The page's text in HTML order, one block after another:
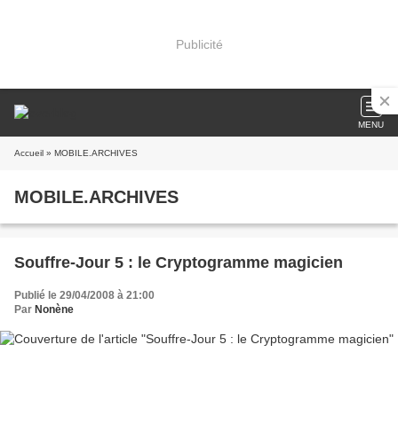
Publicité
MENU
Accueil » MOBILE.ARCHIVES
MOBILE.ARCHIVES
Souffre-Jour 5 : le Cryptogramme magicien
Publié le 29/04/2008 à 21:00
Par Nonène